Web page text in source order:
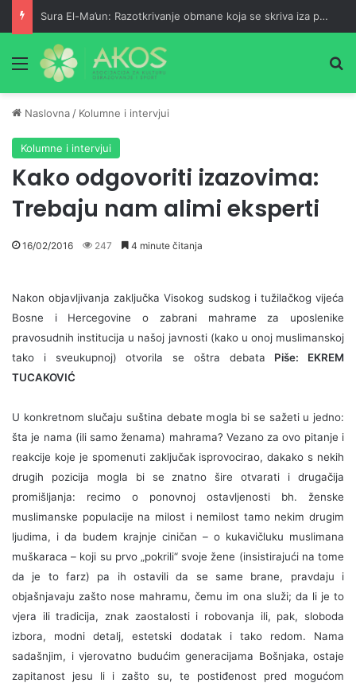
Sura El-Ma’un: Razotkrivanje obmane koja se skriva iza pobožnosti
Meni
Naslovna / Kolumne i intervjui
Kolumne i intervjui
Kako odgovoriti izazovima:
Trebaju nam alimi eksperti
16/02/2016 247 4 minute čitanja
Nakon objavljivanja zaključka Visokog sudskog i tužilačkog vijeća
Bosne i Hercegovine o zabrani mahrame za uposlenike
pravosudnih institucija u našoj javnosti (kako u onoj muslimanskoj
tako i sveukupnoj) otvorila se oštra debata
Piše: EKREM
TUCAKOVIĆ
U konkretnom slučaju suština debate mogla bi se sažeti u jedno:
šta je nama (ili samo ženama) mahrama? Vezano za ovo pitanje i
reakcije koje je spomenuti zaključak isprovocirao, dakako s nekih
drugih pozicija mogla bi se znatno šire otvarati i drugačija
promišljanja: recimo o ponovnoj ostavljenosti bh. ženske
muslimanske populacije na milost i nemilost tamo nekim drugim
ljudima, i da budem krajnje ciničan – o kukavičluku muslimana
muškaraca – koji su prvo „pokrili“ svoje žene (insistirajući na tome
da je to farz) pa ih ostavili da se same brane, pravdaju i
objašnjavaju zašto nose mahramu, čemu im ona služi; da li je to
vjera ili tradicija, znak zaostalosti i robovanja ili, pak, sloboda
izbora, modni detalj, estetski dodatak i tako redom. Nama
sadašnjim, i vjerovatno budućim generacijama Bošnjaka, ostaje
zapitanost jesu li i zašto su, te postiđenost pred mogućom